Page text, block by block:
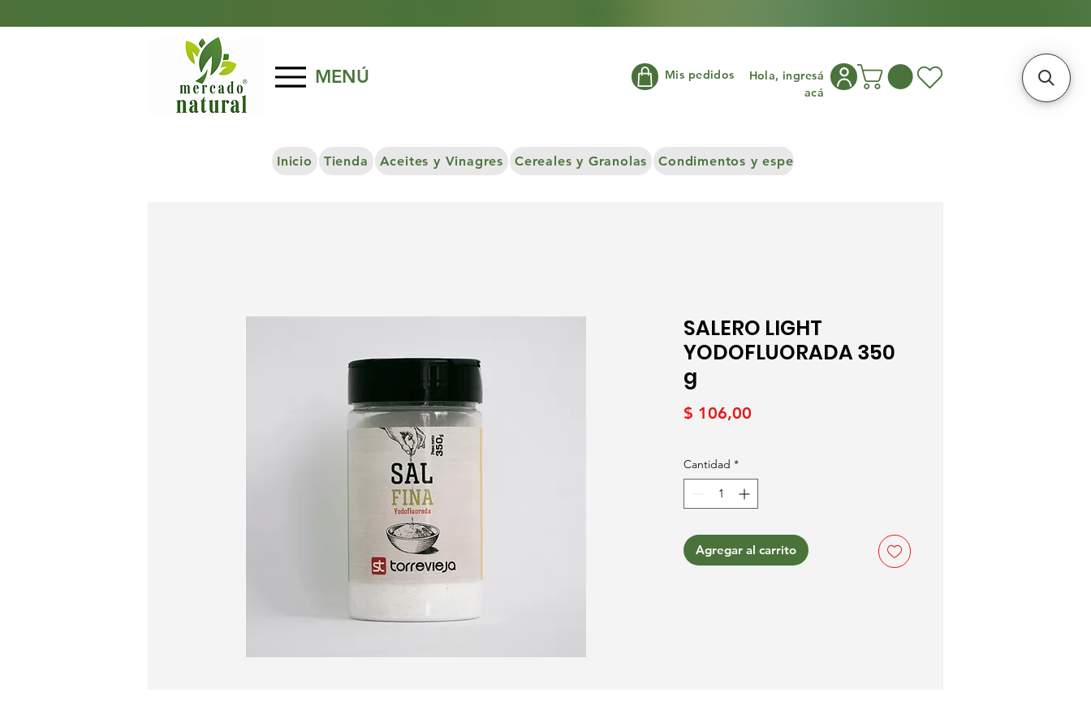
MENÚ Mis pedidos
Hola, ingresá
acá
Inicio Tienda Aceites y Vinagres Cereales y Granolas Condimentos y especias
SALERO LIGHT
YODOFLUORADA 350
g
$ 106,00
Cantidad *
Agregar al carrito